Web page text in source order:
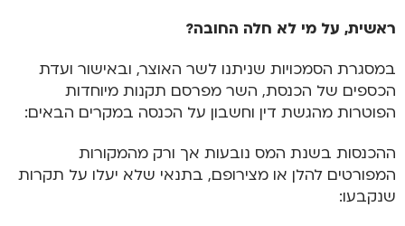
ראשית, על מי לא חלה החובה?
במסגרת הסמכויות שניתנו לשר האוצר, ובאישור ועדת
הכספים של הכנסת, השר מפרסם תקנות מיוחדות
הפוטרות מהגשת דין וחשבון על הכנסה במקרים הבאים:
ההכנסות בשנת המס נובעות אך ורק מהמקורות
המפורטים להלן או מצירופם, בתנאי שלא יעלו על תקרות
שנקבעו: